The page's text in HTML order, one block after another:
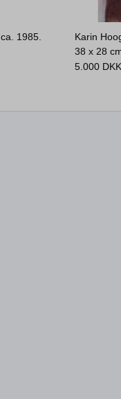
1985.
Karin
38 x 28
5.000 DKK